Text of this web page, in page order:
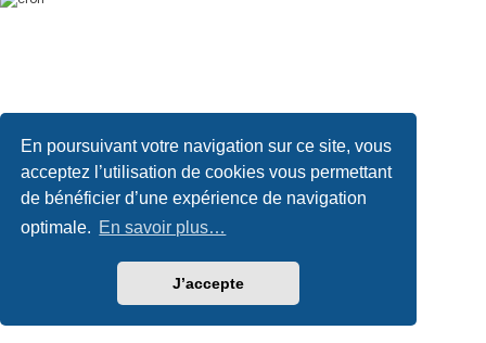
En poursuivant votre navigation sur ce site, vous
acceptez l’utilisation de cookies vous permettant
de bénéficier d’une expérience de navigation
optimale. En savoir plus…
J’accepte